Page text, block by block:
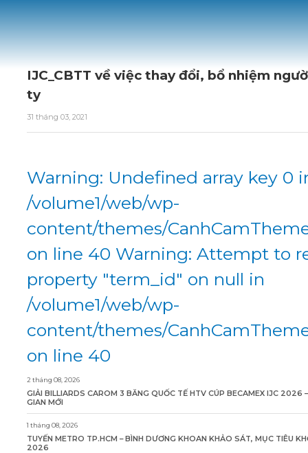
IJC_CBTT về việc thay đổi, bổ nhiệm
ty
31 tháng 03, 2021
Warning: Undefined array key 0
/volume1/web/wp-
content/themes/
on line 40 Warning: Attempt to
property "term_id" on null in
/volume1/web/wp-
content/themes/
on line 40
2 tháng 08, 2026
GIẢI BILLIARDS CAROM 3 BĂNG QUỐC TẾ HTV CÚP BECAMEX IJC 2026
GIAN MỚI
1 tháng 08, 2026
TUYẾN METRO TP.HCM – BÌNH DƯƠNG KHOAN KHẢO SÁT, MỤC TIÊU
2026